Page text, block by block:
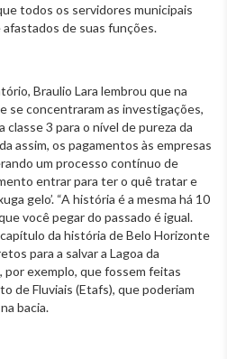
todos os servidores municipais
de suas funções.
Braulio Lara lembrou que na
se concentraram as investigações,
3 para o nível de pureza da
assim, os pagamentos às empresas
um processo contínuo de
entrar para ter o quê tratar e
gelo’. “A história é a mesma há 10
você pegar do passado é igual.
da história de Belo Horizonte
para a salvar a Lagoa da
por exemplo, que fossem feitas
de Fluviais (Etafs), que poderiam
bacia.